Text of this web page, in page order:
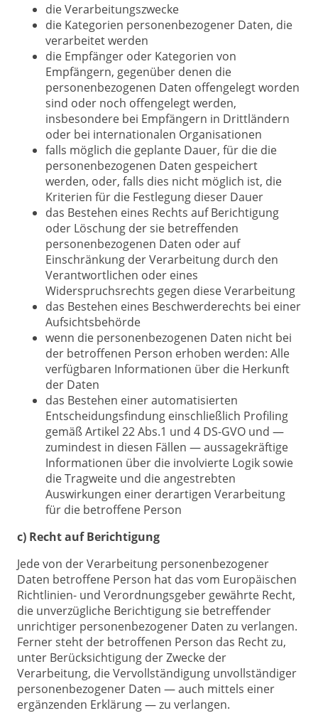
die Verarbeitungszwecke
die Kategorien personenbezogener Daten, die
verarbeitet werden
die Empfänger oder Kategorien von
Empfängern, gegenüber denen die
personenbezogenen Daten offengelegt worden
sind oder noch offengelegt werden,
insbesondere bei Empfängern in Drittländern
oder bei internationalen Organisationen
falls möglich die geplante Dauer, für die die
personenbezogenen Daten gespeichert
werden, oder, falls dies nicht möglich ist, die
Kriterien für die Festlegung dieser Dauer
das Bestehen eines Rechts auf Berichtigung
oder Löschung der sie betreffenden
personenbezogenen Daten oder auf
Einschränkung der Verarbeitung durch den
Verantwortlichen oder eines
Widerspruchsrechts gegen diese Verarbeitung
das Bestehen eines Beschwerderechts bei einer
Aufsichtsbehörde
wenn die personenbezogenen Daten nicht bei
der betroffenen Person erhoben werden: Alle
verfügbaren Informationen über die Herkunft
der Daten
das Bestehen einer automatisierten
Entscheidungsfindung einschließlich Profiling
gemäß Artikel 22 Abs.1 und 4 DS-GVO und —
zumindest in diesen Fällen — aussagekräftige
Informationen über die involvierte Logik sowie
die Tragweite und die angestrebten
Auswirkungen einer derartigen Verarbeitung
für die betroffene Person
c) Recht auf Berichtigung
Jede von der Verarbeitung personenbezogener
Daten betroffene Person hat das vom Europäischen
Richtlinien- und Verordnungsgeber gewährte Recht,
die unverzügliche Berichtigung sie betreffender
unrichtiger personenbezogener Daten zu verlangen.
Ferner steht der betroffenen Person das Recht zu,
unter Berücksichtigung der Zwecke der
Verarbeitung, die Vervollständigung unvollständiger
personenbezogener Daten — auch mittels einer
ergänzenden Erklärung — zu verlangen.